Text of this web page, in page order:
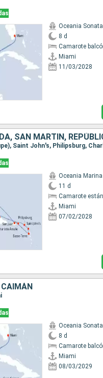
Oceania Sonata
8 d
Camarote
Miami
11/03/2028
Oceania Marina
11 d
Camarote
Miami
07/02/2028
Oceania Sonata
8 d
Camarote
Miami
08/03/2029